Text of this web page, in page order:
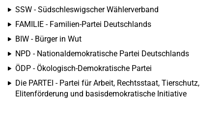
SSW - Südschleswigscher Wählerverband
FAMILIE - Familien-Partei Deutschlands
BIW - Bürger in Wut
NPD - Nationaldemokratische Partei Deutschlands
ÖDP - Ökologisch-Demokratische Partei
Die PARTEI - Partei für Arbeit, Rechtsstaat, Tierschutz,
Elitenförderung und basisdemokratische Initiative